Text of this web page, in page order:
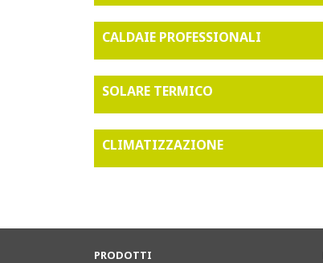
CALDAIE PROFESSIONALI
SOLARE TERMICO
CLIMATIZZAZIONE
PRODOTTI